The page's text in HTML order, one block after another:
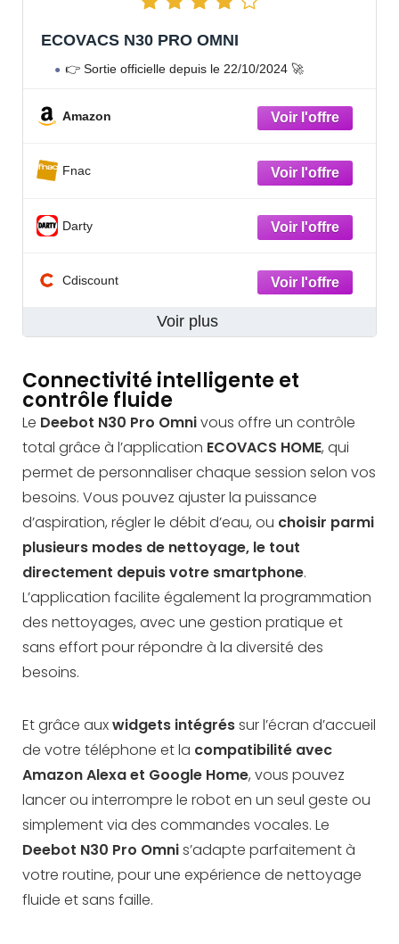
ECOVACS N30 PRO OMNI
👉 Sortie officielle depuis le 22/10/2024 🚀
Amazon
Fnac
Darty
Cdiscount
Voir plus
Connectivité intelligente et
contrôle fluide
Le Deebot N30 Pro Omnivous offre un contrôle
total grâce à l’application ECOVACS HOME, qui
permet de personnaliser chaque session selon vos
besoins. Vous pouvez ajuster la puissance
d’aspiration, régler le débit d’eau, ou choisir parmi
plusieurs modes de nettoyage, le tout
directement depuis votre smartphone.
L’application facilite également la programmation
des nettoyages, avec une gestion pratique et
sans effort pour répondre à la diversité des
besoins.
Et grâce auxwidgets intégréssur l’écran d’accueil
de votre téléphone et la compatibilité avec
Amazon Alexa et Google Home, vous pouvez
lancer ou interrompre le robot en un seul geste ou
simplement via des commandes vocales. Le
Deebot N30 Pro Omnis’adapte parfaitement à
votre routine, pour une expérience de nettoyage
fluide et sans faille.